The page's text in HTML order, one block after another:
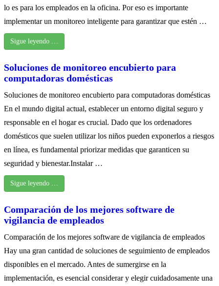
lo es para los empleados en la oficina. Por eso es importante
implementar un monitoreo inteligente para garantizar que estén …
Sigue leyendo …
Soluciones de monitoreo encubierto para
computadoras domésticas
Soluciones de monitoreo encubierto para computadoras domésticas
En el mundo digital actual, establecer un entorno digital seguro y
responsable en el hogar es crucial. Dado que los ordenadores
domésticos que suelen utilizar los niños pueden exponerlos a riesgos
en línea, es fundamental priorizar medidas que garanticen su
seguridad y bienestar.Instalar …
Sigue leyendo …
Comparación de los mejores software de
vigilancia de empleados
Comparación de los mejores software de vigilancia de empleados
Hay una gran cantidad de soluciones de seguimiento de empleados
disponibles en el mercado. Antes de sumergirse en la
implementación, es esencial considerar y elegir cuidadosamente una